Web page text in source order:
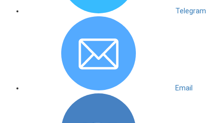
Telegram
Email